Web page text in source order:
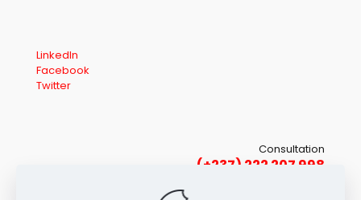
LinkedIn
Facebook
Twitter
Consultation
(+237) 222 207 998